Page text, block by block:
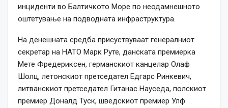
инциденти во Балтичкото Море по неодамнешното
оштетување на подводната инфраструктура.
На денешната средба присуствуваат генералниот
секретар на НАТО Марк Руте, данската премиерка
Мете Фредериксен, германскиот канцелар Олаф
Шолц, летонскиот претседател Едгарс Ринкевич,
литванскиот претседател Гитанас Науседа, полскиот
премиер Доналд Туск, шведскиот премиер Улф